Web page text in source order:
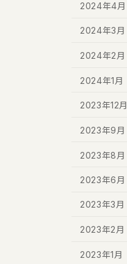
2024年4月
2024年3月
2024年2月
2024年1月
2023年12月
2023年9月
2023年8月
2023年6月
2023年3月
2023年2月
2023年1月